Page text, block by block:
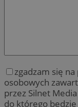
zgadzam się
osobowych
przez Silnet
do którego będzie